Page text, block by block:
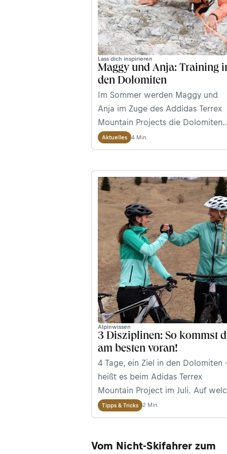
Lass dich inspirieren
Maggy und Anja: Training
den Dolomiten
Im Sommer werden Maggy und
Anja im Zuge des Addidas Terrex
Mountain Projects die Dolomiten
überqueren. Wir haben die beiden
bergbegeisterten Bloggerinnen
Tal begleitet, wo sie sich als
Kletterneulinge sogar an die
berühmten Sellatürme wagten.
Willst auch du dich dem
Abenteuer stellen? Die
läuft!
Aktuelles 4 Min.
Alpinwissen
3 Disziplinen: So kommst
am besten voran!
4 Tage, ein Ziel in den Dolomiten
heißt es beim Adidas Terrex
Mountain Project im Juli. Auf
Weise dieses Ziel erreicht wird,
den Teilnehmern des Outdoor-
haben sich für Traillaufen,
Tipps & Tricks 2 Min.
Vom Nicht-Skifahrer zum